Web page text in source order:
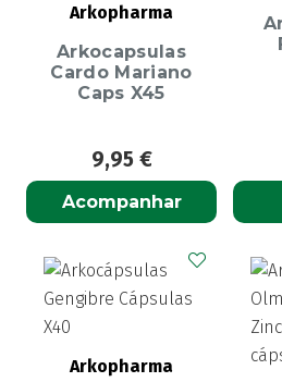
Arkopharma
Arkocapsulas
Cardo Mariano
Caps X45
9,95 €
Acompanhar
Arkopharma